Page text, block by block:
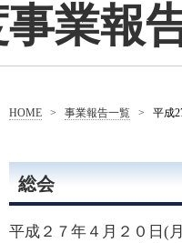
業報
HOME > 事業報告一覧 > 平成
総会
平成２７ 年４月２０日(